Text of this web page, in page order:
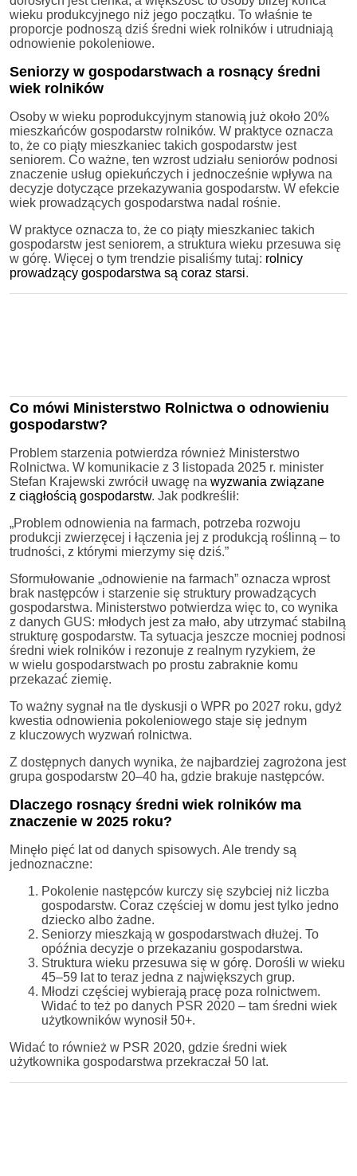
wieku produkcyjnego niż jego początku. To właśnie te
proporcje podnoszą dziś średni wiek rolników i utrudniają
odnowienie pokoleniowe.
Seniorzy w gospodarstwach a rosnący średni
wiek rolników
Osoby w wieku poprodukcyjnym stanowią już około 20%
mieszkańców gospodarstw rolników. W praktyce oznacza
to, że co piąty mieszkaniec takich gospodarstw jest
seniorem. Co ważne, ten wzrost udziału seniorów podnosi
znaczenie usług opiekuńczych i jednocześnie wpływa na
decyzje dotyczące przekazywania gospodarstw. W efekcie
wiek prowadzących gospodarstwa nadal rośnie.
W praktyce oznacza to, że co piąty mieszkaniec takich
gospodarstw jest seniorem, a struktura wieku przesuwa się
w górę. Więcej o tym trendzie pisaliśmy tutaj: rolnicy
prowadzący gospodarstwa są coraz starsi.
Co mówi Ministerstwo Rolnictwa o odnowieniu
gospodarstw?
Problem starzenia potwierdza również Ministerstwo
Rolnictwa. W komunikacie z 3 listopada 2025 r. minister
Stefan Krajewski zwrócił uwagę na wyzwania związane
z ciągłością gospodarstw. Jak podkreślił:
„Problem odnowienia na farmach, potrzeba rozwoju
produkcji zwierzęcej i łączenia jej z produkcją roślinną – to
trudności, z którymi mierzymy się dziś.”
Sformułowanie „odnowienie na farmach” oznacza wprost
brak następców i starzenie się struktury prowadzących
gospodarstwa. Ministerstwo potwierdza więc to, co wynika
z danych GUS: młodych jest za mało, aby utrzymać stabilną
strukturę gospodarstw. Ta sytuacja jeszcze mocniej podnosi
średni wiek rolników i rezonuje z realnym ryzykiem, że
w wielu gospodarstwach po prostu zabraknie komu
przekazać ziemię.
To ważny sygnał na tle dyskusji o WPR po 2027 roku, gdyż
kwestia odnowienia pokoleniowego staje się jednym
z kluczowych wyzwań rolnictwa.
Z dostępnych danych wynika, że najbardziej zagrożona jest
grupa gospodarstw 20–40 ha, gdzie brakuje następców.
Dlaczego rosnący średni wiek rolników ma
znaczenie w 2025 roku?
Minęło pięć lat od danych spisowych. Ale trendy są
jednoznaczne:
Pokolenie następców kurczy się szybciej niż liczba
gospodarstw. Coraz częściej w domu jest tylko jedno
dziecko albo żadne.
Seniorzy mieszkają w gospodarstwach dłużej. To
opóźnia decyzje o przekazaniu gospodarstwa.
Struktura wieku przesuwa się w górę. Dorośli w wieku
45–59 lat to teraz jedna z największych grup.
Młodzi częściej wybierają pracę poza rolnictwem.
Widać to też po danych PSR 2020 – tam średni wiek
użytkowników wynosił 50+.
Widać to również w PSR 2020, gdzie średni wiek
użytkownika gospodarstwa przekraczał 50 lat.